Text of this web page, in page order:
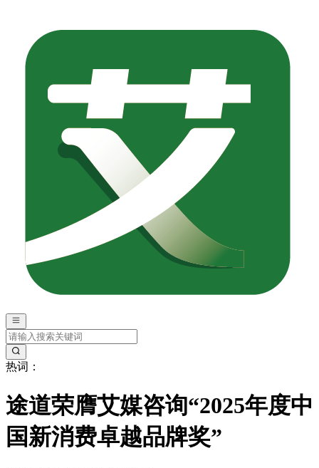
热词：
途道荣膺艾媒咨询“2025年度中
国新消费卓越品牌奖”